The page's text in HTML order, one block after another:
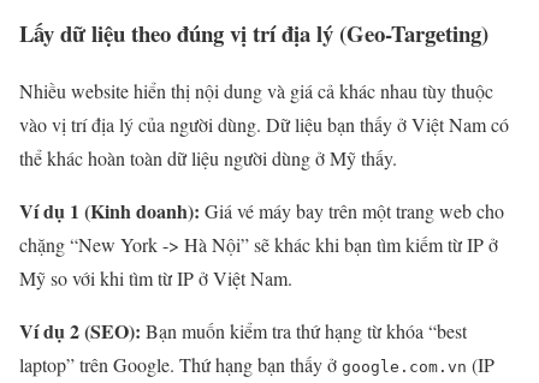
Lấy dữ liệu theo đúng vị trí địa lý (Geo-Targeting)
Nhiều website hiển thị nội dung và giá cả khác nhau tùy thuộc
vào vị trí địa lý của người dùng. Dữ liệu bạn thấy ở Việt Nam có
thể khác hoàn toàn dữ liệu người dùng ở Mỹ thấy.
Ví dụ 1 (Kinh doanh): Giá vé máy bay trên một trang web cho
chặng “New York -> Hà Nội” sẽ khác khi bạn tìm kiếm từ IP ở
Mỹ so với khi tìm từ IP ở Việt Nam.
Ví dụ 2 (SEO): Bạn muốn kiểm tra thứ hạng từ khóa “best
laptop” trên Google. Thứ hạng bạn thấy ở google.com.vn (IP